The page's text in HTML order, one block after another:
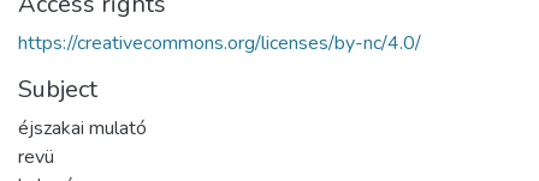
https://creativecommons.org/licenses/by-nc/4.0/
Subject
éjszakai mulató
revü